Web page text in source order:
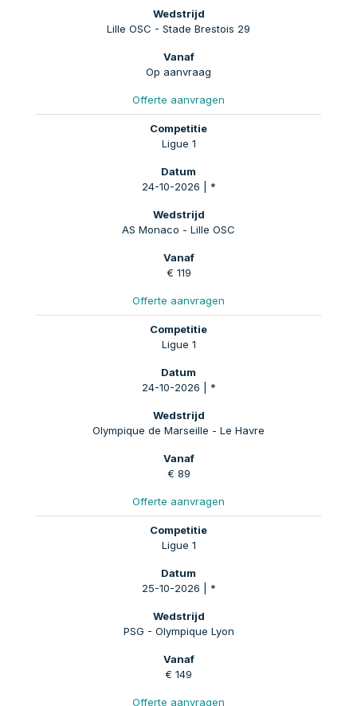
Lille OSC - Stade Brestois 29
Op aanvraag
Offerte aanvragen
Ligue 1
24-10-2026 | *
AS Monaco - Lille OSC
€ 119
Offerte aanvragen
Ligue 1
24-10-2026 | *
Olympique de Marseille - Le Havre
€ 89
Offerte aanvragen
Ligue 1
25-10-2026 | *
PSG - Olympique Lyon
€ 149
Offerte aanvragen